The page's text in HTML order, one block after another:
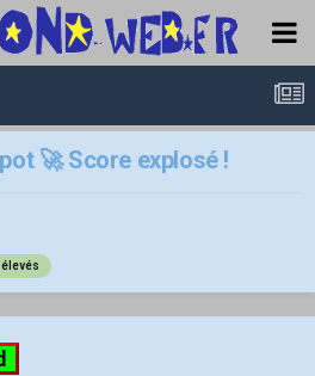
🚀 Score explosé !